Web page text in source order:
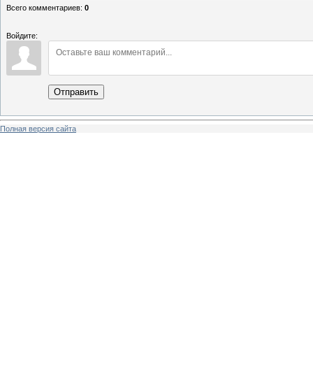
Всего комментариев: 0
Войдите:
Отправить
Полная версия сайта